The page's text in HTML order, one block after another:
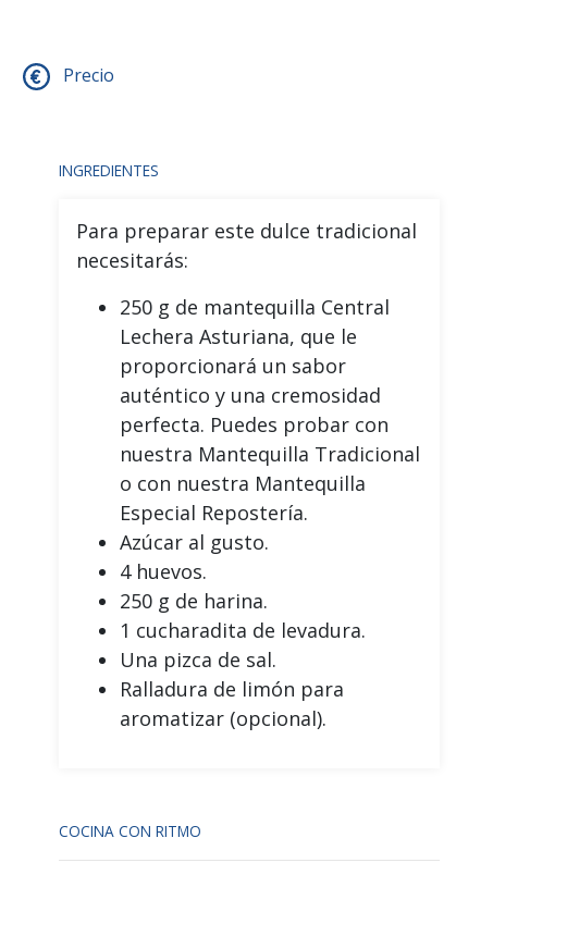
Precio
INGREDIENTES
Para preparar este dulce tradicional
necesitarás:
250 g de mantequilla Central
Lechera Asturiana, que le
proporcionará un sabor
auténtico y una cremosidad
perfecta. Puedes probar con
nuestra Mantequilla Tradicional
o con nuestra Mantequilla
Especial Repostería.
Azúcar al gusto.
4 huevos.
250 g de harina.
1 cucharadita de levadura.
Una pizca de sal.
Ralladura de limón para
aromatizar (opcional).
COCINA CON RITMO